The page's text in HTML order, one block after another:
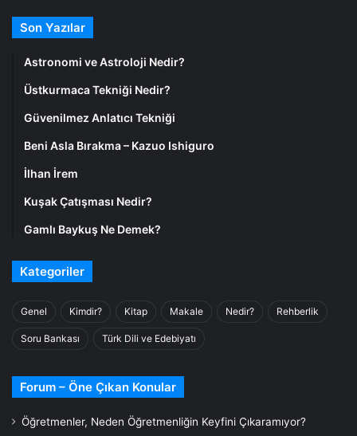
Son Yazılar
Astronomi ve Astroloji Nedir?
Üstkurmaca Tekniği Nedir?
Güvenilmez Anlatıcı Tekniği
Beni Asla Bırakma – Kazuo Ishiguro
İlhan İrem
Kuşak Çatışması Nedir?
Gamlı Baykuş Ne Demek?
Kategoriler
Genel Kimdir? Kitap Makale Nedir? Rehberlik
Soru Bankası Türk Dili ve Edebiyatı
Forum – Öne Çıkan Konular
Öğretmenler, Neden Öğretmenliğin Keyfini Çıkaramıyor?